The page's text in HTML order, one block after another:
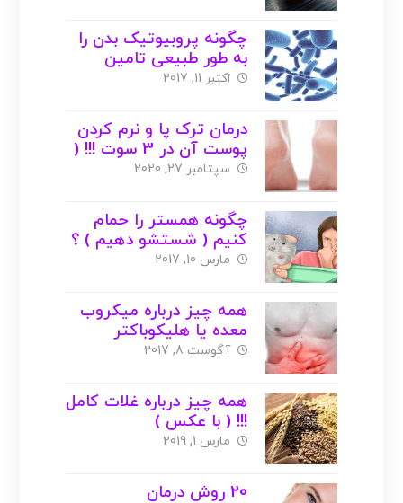
چگونه پروبیوتیک بدن را
به طور طبیعی تامین
کنیم ؟ ( با عکس )
اکتبر 11, 2017
درمان ترک پا و نرم کردن
پوست آن در 3 سوت !!! (
با عکس )
سپتامبر 27, 2020
چگونه همستر را حمام
کنیم ( شستشو دهیم ) ؟
+ عکس
مارس 10, 2017
همه چیز درباره میکروب
معده یا هلیکوباکتر
پیلوری ( با عکس )
آگوست 8, 2017
همه چیز درباره غلات کامل
!!! ( با عکس )
مارس 1, 2019
20 روش درمان